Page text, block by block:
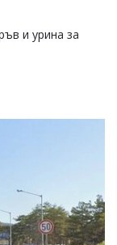
и урина за